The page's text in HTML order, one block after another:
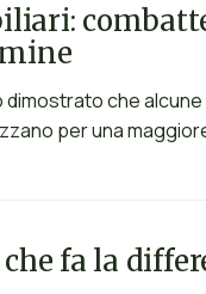
dimostrato che
per una
fa la